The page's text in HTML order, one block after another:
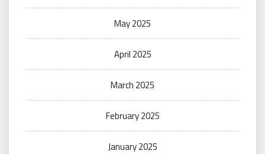
May 2025
April 2025
March 2025
February 2025
January 2025